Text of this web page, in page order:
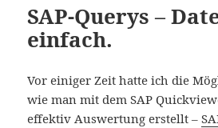
SAP-Querys –
einfach.
Vor einiger Zeit hatte ich die
wie man mit dem SAP
effektiv Auswertung erstellt –